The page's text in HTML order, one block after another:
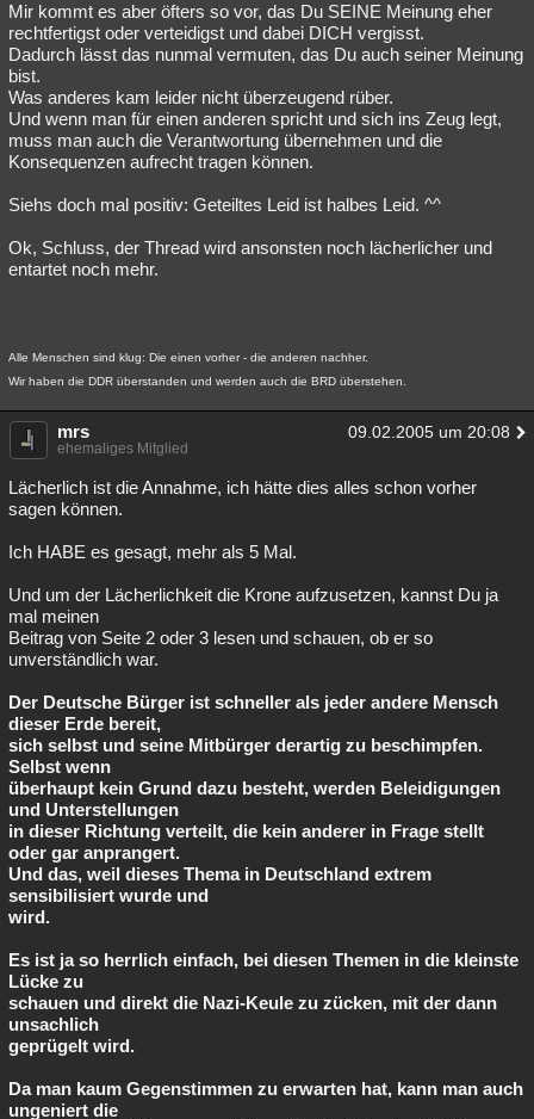
Mir kommt es aber öfters so vor, das Du SEINE Meinung eher
rechtfertigst oder verteidigst und dabei DICH vergisst.
Dadurch lässt das nunmal vermuten, das Du auch seiner Meinung
bist.
Was anderes kam leider nicht überzeugend rüber.
Und wenn man für einen anderen spricht und sich ins Zeug legt,
muss man auch die Verantwortung übernehmen und die
Konsequenzen aufrecht tragen können.
Siehs doch mal positiv: Geteiltes Leid ist halbes Leid. ^^
Ok, Schluss, der Thread wird ansonsten noch lächerlicher und
entartet noch mehr.
Alle Menschen sind klug: Die einen vorher - die anderen nachher.
Wir haben die DDR überstanden und werden auch die BRD überstehen.
mrs 09.02.2005 um 20:08
ehemaliges Mitglied
Lächerlich ist die Annahme, ich hätte dies alles schon vorher
sagen können.
Ich HABE es gesagt, mehr als 5 Mal.
Und um der Lächerlichkeit die Krone aufzusetzen, kannst Du ja
mal meinen
Beitrag von Seite 2 oder 3 lesen und schauen, ob er so
unverständlich war.
Der Deutsche Bürger ist schneller als jeder andere Mensch
dieser Erde bereit,
sich selbst und seine Mitbürger derartig zu beschimpfen.
Selbst wenn
überhaupt kein Grund dazu besteht, werden Beleidigungen
und Unterstellungen
in dieser Richtung verteilt, die kein anderer in Frage stellt
oder gar anprangert.
Und das, weil dieses Thema in Deutschland extrem
sensibilisiert wurde und
wird.
Es ist ja so herrlich einfach, bei diesen Themen in die kleinste
Lücke zu
schauen und direkt die Nazi-Keule zu zücken, mit der dann
unsachlich
geprügelt wird.
Da man kaum Gegenstimmen zu erwarten hat, kann man auch
ungeniert die